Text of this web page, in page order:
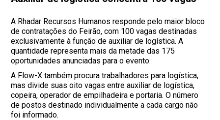
A Rhadar Recursos Humanos responde pelo maior bloco
de contratações do Feirão, com 100 vagas destinadas
exclusivamente à função de auxiliar de logística. A
quantidade representa mais da metade das 175
oportunidades anunciadas para o evento.
A Flow-X também procura trabalhadores para logística,
mas divide suas oito vagas entre auxiliar de logística,
copeira, operador de empilhadeira e portaria. O número
de postos destinado individualmente a cada cargo não
foi informado.